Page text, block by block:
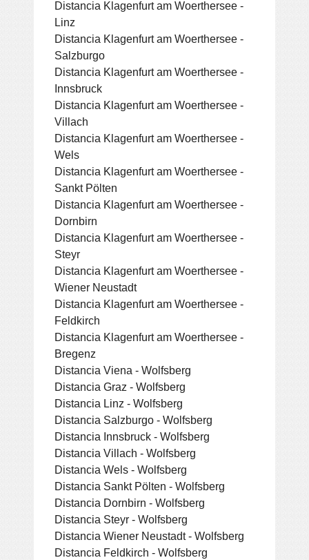
Distancia Klagenfurt am Woerthersee -
Linz
Distancia Klagenfurt am Woerthersee -
Salzburgo
Distancia Klagenfurt am Woerthersee -
Innsbruck
Distancia Klagenfurt am Woerthersee -
Villach
Distancia Klagenfurt am Woerthersee -
Wels
Distancia Klagenfurt am Woerthersee -
Sankt Pölten
Distancia Klagenfurt am Woerthersee -
Dornbirn
Distancia Klagenfurt am Woerthersee -
Steyr
Distancia Klagenfurt am Woerthersee -
Wiener Neustadt
Distancia Klagenfurt am Woerthersee -
Feldkirch
Distancia Klagenfurt am Woerthersee -
Bregenz
Distancia Viena - Wolfsberg
Distancia Graz - Wolfsberg
Distancia Linz - Wolfsberg
Distancia Salzburgo - Wolfsberg
Distancia Innsbruck - Wolfsberg
Distancia Villach - Wolfsberg
Distancia Wels - Wolfsberg
Distancia Sankt Pölten - Wolfsberg
Distancia Dornbirn - Wolfsberg
Distancia Steyr - Wolfsberg
Distancia Wiener Neustadt - Wolfsberg
Distancia Feldkirch - Wolfsberg